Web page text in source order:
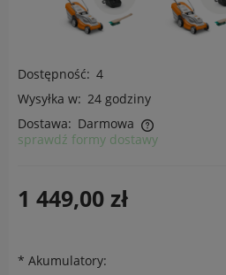
Dostępność: 4
Wysyłka w: 24 godziny
Dostawa: Darmowa
Cena nie zawiera ewentualnych
sprawdź formy dostawy
1 449,00 zł
* Akumulatory: